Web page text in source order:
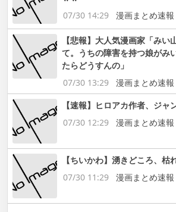
07/30 14:29
漫画まとめ速報
【悲報】大人気漫画家「みい
て。うちの障害を持つ娘がみ
たらどうすんの」
07/30 13:29
漫画まとめ速報
【速報】ヒロアカ作者、ジャ
07/30 12:29
漫画まとめ速報
【ちいかわ】湧きどころ、枯
07/30 11:29
漫画まとめ速報